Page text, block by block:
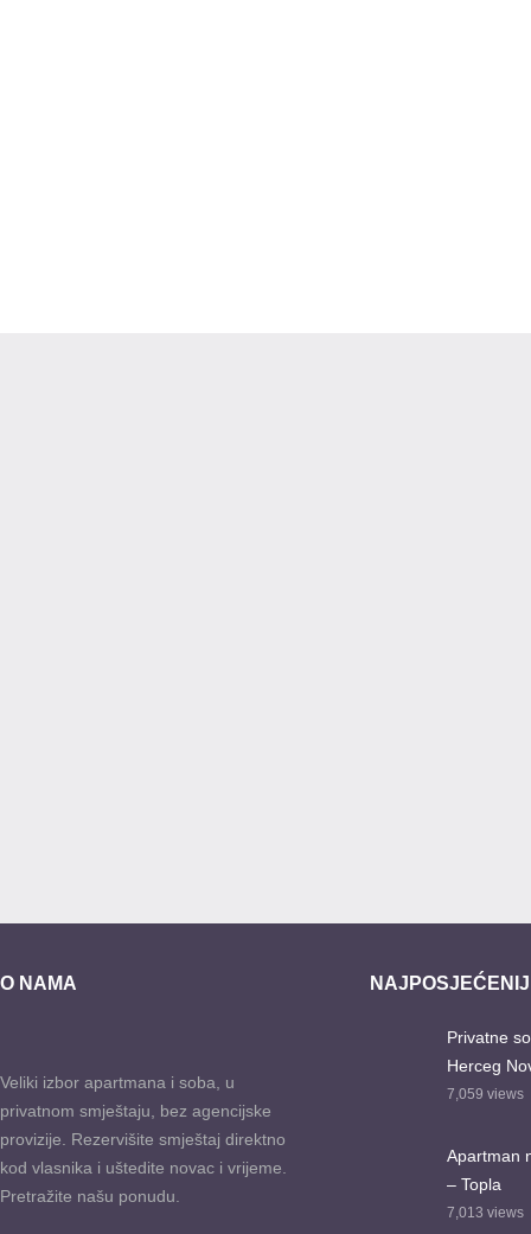
O NAMA
Veliki izbor apartmana i soba, u
privatnom smještaju, bez agencijske
provizije. Rezervišite smještaj direktno
kod vlasnika i uštedite novac i vrijeme.
Pretražite našu ponudu.
Privatne
Herceg
7,059 views
Apartman
– Topla
7,013 views